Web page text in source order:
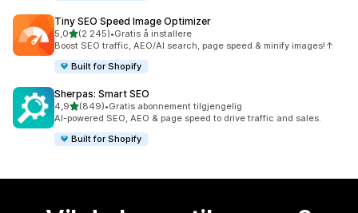
Tiny SEO Speed Image Optimizer
5,0av 5 stjerner
(2 245)
Totalt 2245 omtaler
•Gratis å installere
Boost SEO traffic, AEO/AI search, page speed & minify images!↑
Built for Shopify
Sherpas: Smart SEO
4,9av 5 stjerner
(849)
Totalt 849 omtaler
•Gratis abonnement tilgjengelig
AI-powered SEO, AEO & page speed to drive traffic and sales.
Built for Shopify